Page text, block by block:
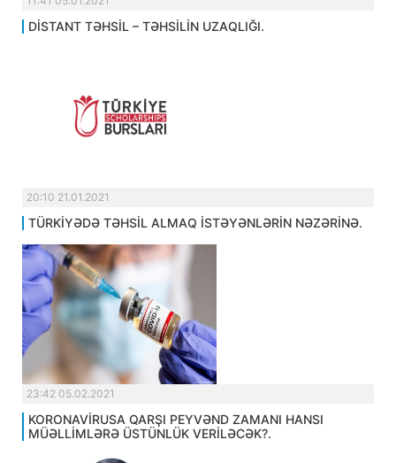
DİSTANT TƏHSİL – TƏHSİLİN UZAQLIĞI.
20:10 21.01.2021
TÜRKİYƏDƏ TƏHSİL ALMAQ İSTƏYƏNLƏRİN NƏZƏRİNƏ.
23:42 05.02.2021
KORONAVİRUSA QARŞI PEYVƏND ZAMANI HANSI
MÜƏLLİMLƏRƏ ÜSTÜNLÜK VERİLƏCƏK?.